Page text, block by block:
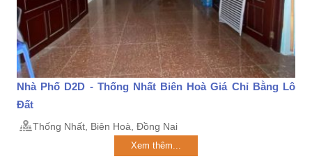
Nhà Phố D2D - Thống Nhất Biên Hoà Giá Chỉ Bằng Lô
Đất
Thống Nhất, Biên Hoà, Đồng Nai
Xem thêm...